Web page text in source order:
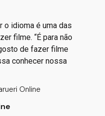
animais da Mata
histórias, como
E a gente tenta
são parte vida
tudo se canta”, diz
idioma é uma das
filme. “É para não